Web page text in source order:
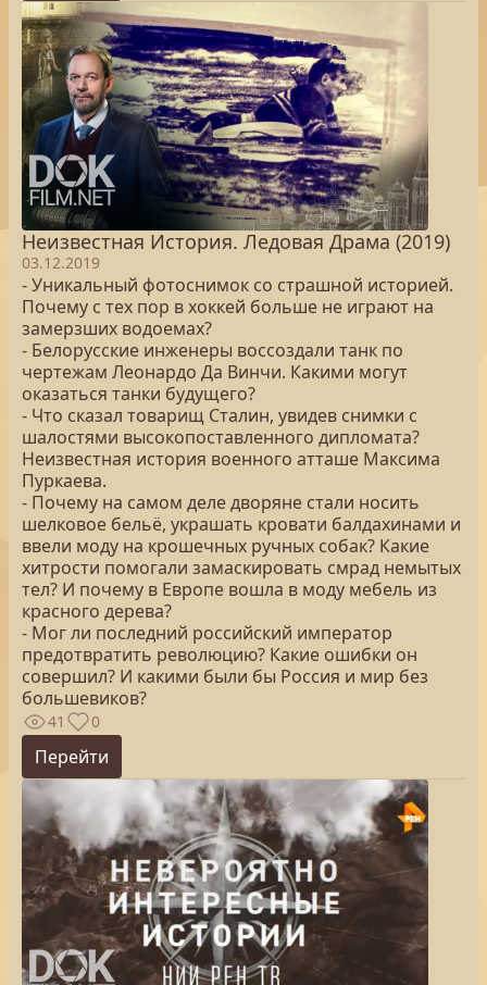
Неизвестная История. Ледовая Драма (2019)
03.12.2019
- Уникальный фотоснимок со страшной историей.
Почему с тех пор в хоккей больше не играют на
замерзших водоемах?
- Белорусские инженеры воссоздали танк по
чертежам Леонардо Да Винчи. Какими могут
оказаться танки будущего?
- Что сказал товарищ Сталин, увидев снимки с
шалостями высокопоставленного дипломата?
Неизвестная история военного атташе Максима
Пуркаева.
- Почему на самом деле дворяне стали носить
шелковое бельё, украшать кровати балдахинами и
ввели моду на крошечных ручных собак? Какие
хитрости помогали замаскировать смрад немытых
тел? И почему в Европе вошла в моду мебель из
красного дерева?
- Мог ли последний российский император
предотвратить революцию? Какие ошибки он
совершил? И какими были бы Россия и мир без
большевиков?
41 0
Перейти